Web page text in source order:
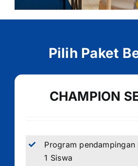
Pilih Paket
CHAMPION
Program pendampingan
1 Siswa